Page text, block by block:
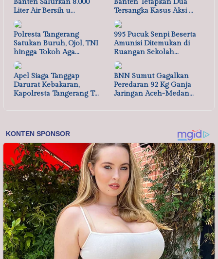
Liter Air Bersih u…
Tersangka Kasus Aksi …
Polresta Tangerang
Satukan Buruh, Ojol, TNI
hingga Tokoh Aga…
995 Pucuk Senpi Beserta
Amunisi Ditemukan di
Ruangan Sekolah…
Apel Siaga Tanggap
Darurat Kebakaran,
Kapolresta Tangerang T…
BNN Sumut Gagalkan
Peredaran 92 Kg Ganja
Jaringan Aceh-Medan…